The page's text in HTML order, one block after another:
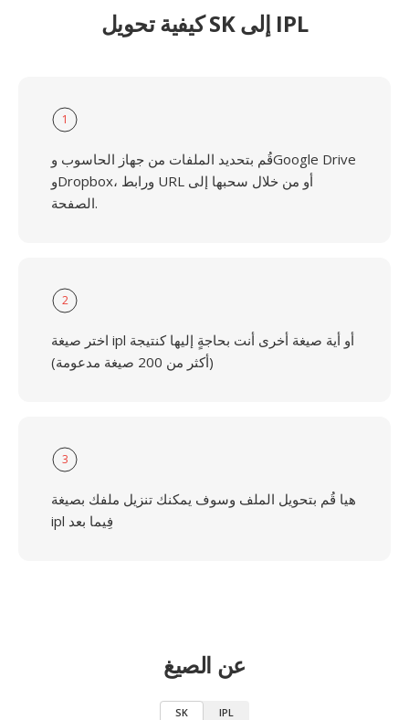
كيفية تحويل SK إلى IPL
1
قُم بتحديد الملفات من جهاز الحاسوب وGoogle Drive
وDropbox، ورابط URL أو من خلال سحبها إلى
الصفحة.
2
اختر صيغة ipl أو أية صيغة أخرى أنت بحاجةٍ إليها كنتيجة
(أكثر من 200 صيغة مدعومة)
3
هيا قُم بتحويل الملف وسوف يمكنك تنزيل ملفك بصيغة
ipl فِيما بعد
عن الصيغ
SK IPL